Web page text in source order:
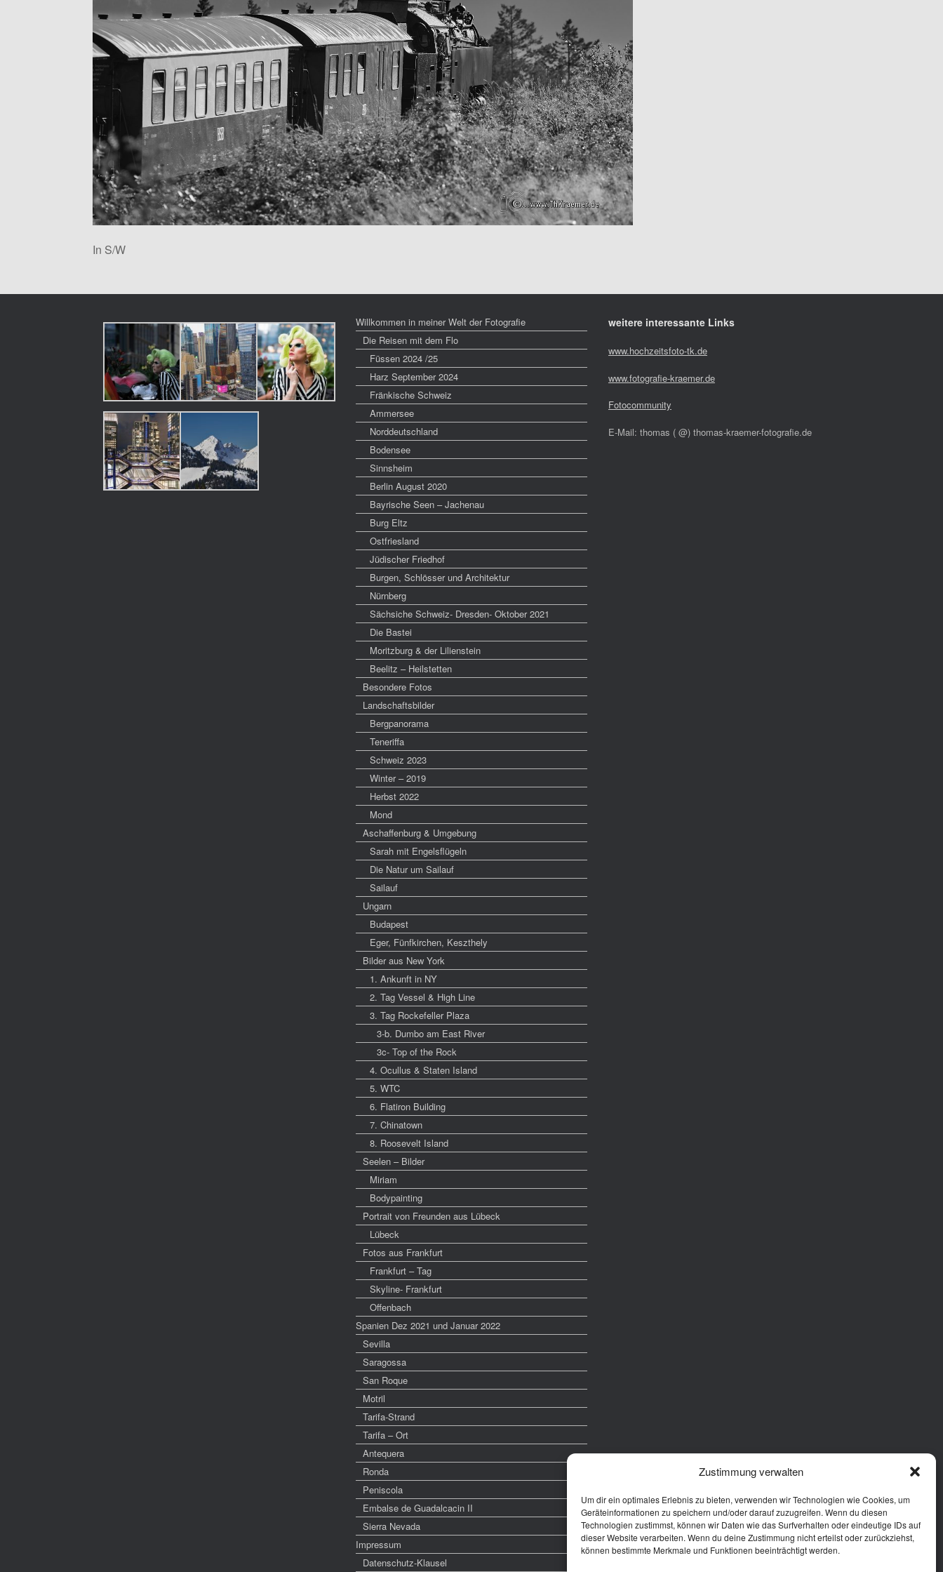
Zustimmung verwalten
Um dir ein optimales Erlebnis zu bieten, verwenden wir Technologien wie Cookies, um
Geräteinformationen zu speichern und/oder darauf zuzugreifen. Wenn du diesen
Technologien zustimmst, können wir Daten wie das Surfverhalten oder eindeutige IDs auf
dieser Website verarbeiten. Wenn du deine Zustimmung nicht erteilst oder zurückziehst,
können bestimmte Merkmale und Funktionen beeinträchtigt werden.
In S/W
Willkommen in meiner Welt der Fotografie
Die Reisen mit dem Flo
Füssen 2024 /25
Harz September 2024
Fränkische Schweiz
Ammersee
Norddeutschland
Bodensee
Sinnsheim
Berlin August 2020
Bayrische Seen – Jachenau
Burg Eltz
Ostfriesland
Jüdischer Friedhof
Burgen, Schlösser und Architektur
Nürnberg
Sächsiche Schweiz- Dresden- Oktober 2021
Die Bastei
Moritzburg & der Lilienstein
Beelitz – Heilstetten
Besondere Fotos
Landschaftsbilder
Bergpanorama
Teneriffa
Schweiz 2023
Winter – 2019
Herbst 2022
Mond
Aschaffenburg & Umgebung
Sarah mit Engelsflügeln
Die Natur um Sailauf
Sailauf
Ungarn
Budapest
Eger, Fünfkirchen, Keszthely
Bilder aus New York
1. Ankunft in NY
2. Tag Vessel & High Line
3. Tag Rockefeller Plaza
3-b. Dumbo am East River
3c- Top of the Rock
4. Ocullus & Staten Island
5. WTC
6. Flatiron Building
7. Chinatown
8. Roosevelt Island
Seelen – Bilder
Miriam
Bodypainting
Portrait von Freunden aus Lübeck
Lübeck
Fotos aus Frankfurt
Frankfurt – Tag
Skyline- Frankfurt
Offenbach
Spanien Dez 2021 und Januar 2022
Sevilla
Saragossa
San Roque
Motril
Tarifa-Strand
Tarifa – Ort
Antequera
Ronda
Peniscola
Embalse de Guadalcacin II
Sierra Nevada
Impressum
Datenschutz-Klausel
weitere interessante Links
www.hochzeitsfoto-tk.de
www.fotografie-kraemer.de
Fotocommunity
E-Mail: thomas ( @) thomas-kraemer-fotografie.de